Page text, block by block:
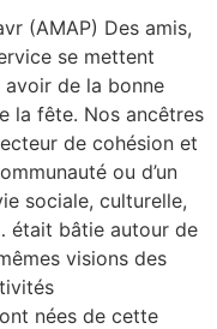
(AMAP) Des amis,
se mettent
avoir de la bonne
la fête. Nos ancêtres
de cohésion et
ou d’un
sociale, culturelle,
était bâtie autour de
visions des
nées de cette